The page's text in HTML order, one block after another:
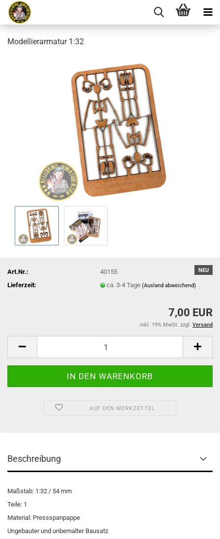
Modellierarmatur 1:32
NEU
Art.Nr.:
40155
Lieferzeit:
ca. 3-4 Tage(Ausland abweichend)
7,00 EUR
inkl. 19% MwSt. zzgl. Versand
AUF DEN MERKZETTEL
Beschreibung
Maßstab: 1:32 / 54 mm
Teile: 1
Material: Pressspanpappe
Ungebauter und unbemalter Bausatz